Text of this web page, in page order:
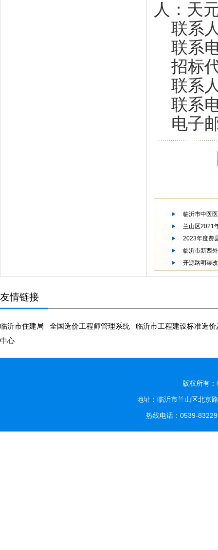
人：天
联系
联系电
招标代
联系
联系电
电子邮
临沂市中医
兰山区2021
2023年度费
临沂市新西
开源路明渠
友情链接
临沂市住建局 全国造价工程师管理系统
临沂市工程建设标准造
中心
版权所有
地址：临沂市兰山区北京
热线电话：0539-